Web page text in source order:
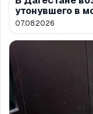
утонувшего в
07.08.2026